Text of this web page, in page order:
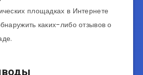
площадках в Интернете
каких-либо отзывов о